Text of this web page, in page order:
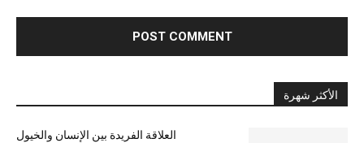
الأكثر شهرة
العلاقة الفريدة بين الإنسان والخيول